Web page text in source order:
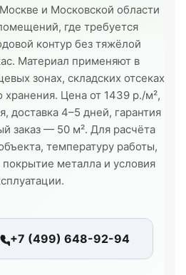
и Московской области
где требуется
контур без тяжёлой
Материал применяют в
зонах, складских отсеках
хранения. Цена от 1439 р./м²,
доставка 4–5 дней, гарантия
заказ — 50 м². Для расчёта
температуру работы,
металла и условия
+7 (499) 648-92-94